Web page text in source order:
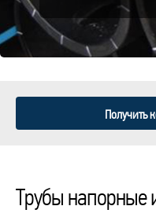
Получить
Трубы напорные